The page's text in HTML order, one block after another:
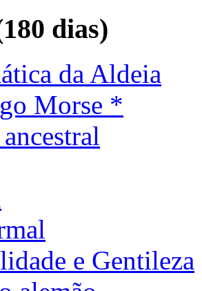
dias)
da Aldeia
Morse *
e Gentileza